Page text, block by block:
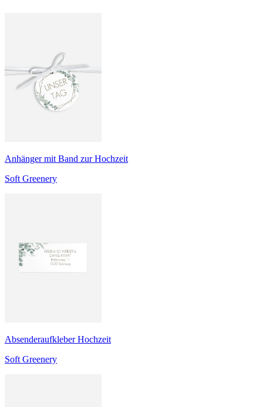
Anhänger mit Band zur Hochzeit
Soft Greenery
Absenderaufkleber Hochzeit
Soft Greenery